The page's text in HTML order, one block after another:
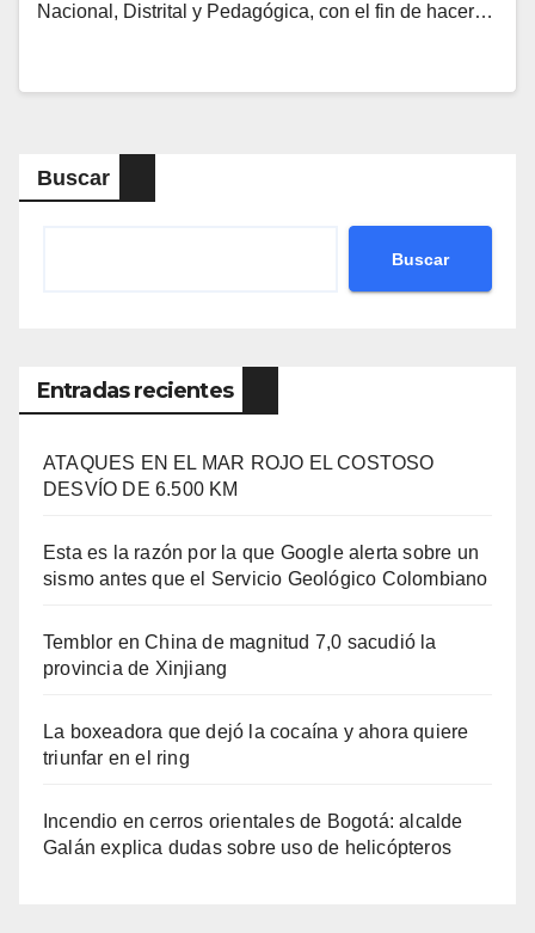
Nacional, Distrital y Pedagógica, con el fin de hacer…
Buscar
Buscar
Entradas recientes
ATAQUES EN EL MAR ROJO EL COSTOSO
DESVÍO DE 6.500 KM
Esta es la razón por la que Google alerta sobre un
sismo antes que el Servicio Geológico Colombiano
Temblor en China de magnitud 7,0 sacudió la
provincia de Xinjiang
La boxeadora que dejó la cocaína y ahora quiere
triunfar en el ring​
Incendio en cerros orientales de Bogotá: alcalde
Galán explica dudas sobre uso de helicópteros